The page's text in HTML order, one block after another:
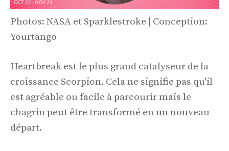
Photos: NASA et Sparklestroke | Conception:
Yourtango
Heartbreak est le plus grand catalyseur de la
croissance Scorpion. Cela ne signifie pas qu'il
est agréable ou facile à parcourir mais le
chagrin peut être transformé en un nouveau
départ.